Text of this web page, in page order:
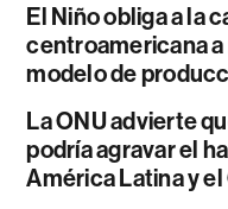
El Niño obliga a la
centroamericana
modelo de
La ONU advierte
podría agravar el
América Latina y